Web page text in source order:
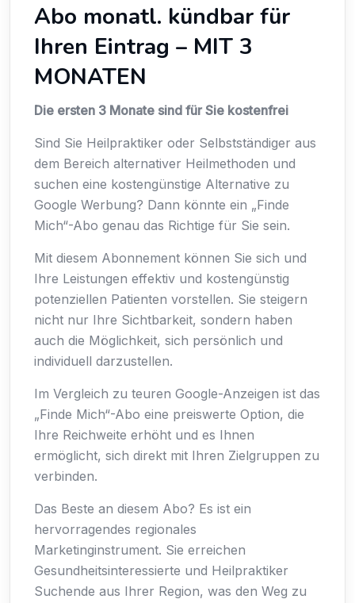
Abo monatl. kündbar für
Ihren Eintrag – MIT 3
MONATEN
Die ersten 3 Monate sind für Sie kostenfrei
Sind Sie Heilpraktiker oder Selbstständiger aus
dem Bereich alternativer Heilmethoden und
suchen eine kostengünstige Alternative zu
Google Werbung? Dann könnte ein „Finde
Mich“-Abo genau das Richtige für Sie sein.
Mit diesem Abonnement können Sie sich und
Ihre Leistungen effektiv und kostengünstig
potenziellen Patienten vorstellen. Sie steigern
nicht nur Ihre Sichtbarkeit, sondern haben
auch die Möglichkeit, sich persönlich und
individuell darzustellen.
Im Vergleich zu teuren Google-Anzeigen ist das
„Finde Mich“-Abo eine preiswerte Option, die
Ihre Reichweite erhöht und es Ihnen
ermöglicht, sich direkt mit Ihren Zielgruppen zu
verbinden.
Das Beste an diesem Abo? Es ist ein
hervorragendes regionales
Marketinginstrument. Sie erreichen
Gesundheitsinteressierte und Heilpraktiker
Suchende aus Ihrer Region, was den Weg zu